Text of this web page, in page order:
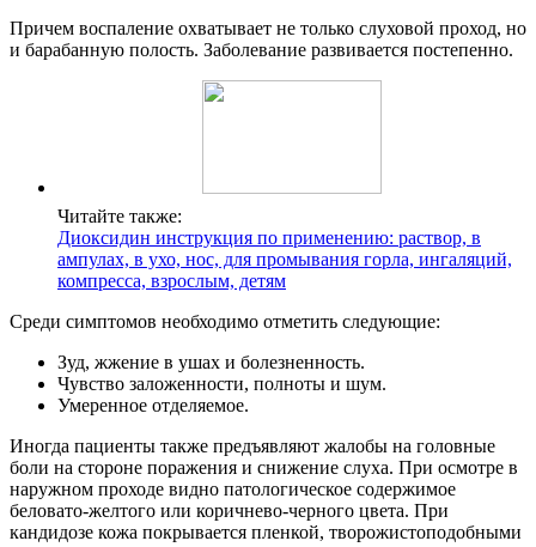
Причем воспаление охватывает не только слуховой проход, но
и барабанную полость. Заболевание развивается постепенно.
Читайте также:
Диоксидин инструкция по применению: раствор, в
ампулах, в ухо, нос, для промывания горла, ингаляций,
компресса, взрослым, детям
Среди симптомов необходимо отметить следующие:
Зуд, жжение в ушах и болезненность.
Чувство заложенности, полноты и шум.
Умеренное отделяемое.
Иногда пациенты также предъявляют жалобы на головные
боли на стороне поражения и снижение слуха. При осмотре в
наружном проходе видно патологическое содержимое
беловато-желтого или коричнево-черного цвета. При
кандидозе кожа покрывается пленкой, творожистоподобными